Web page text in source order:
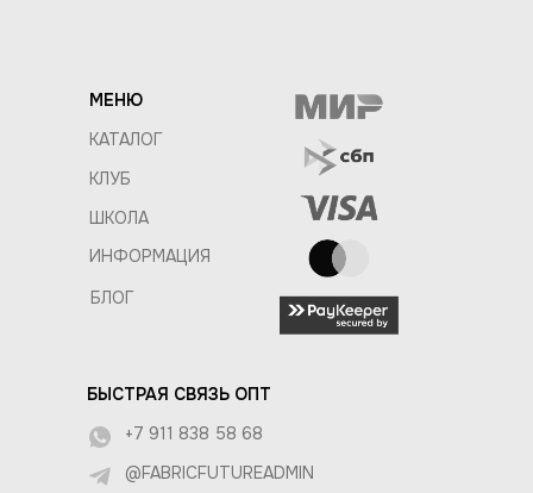
МЕНЮ
КАТАЛОГ
КЛУБ
ШКОЛА
ИНФОРМАЦИЯ
БЛОГ
БЫСТРАЯ СВЯЗЬ ОПТ
+7 911 838 58 68
@FABRICFUTUREADMIN